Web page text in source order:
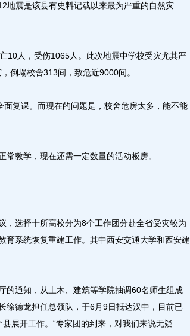
震是该县有史料记载以来最为严重的自然灾
10人，受伤1065人。此次地震中学校受灾尤其严
倒塌校舍313间，致危近9000间。
复课。而现在的问题是，校舍危房太多，能不能
教学，现在还需一定数量的活动板房。
选择十所高校分为8个工作团分赴全省受灾较为
育系统恢复重建工作。其中西安交通大学和西安建
通知，从土木、建筑等学院抽调60名师生组成
徐德龙担任总领队，于6月9日抵达汉中，目前已
展开工作。“专家团的到来，对我们来说无疑